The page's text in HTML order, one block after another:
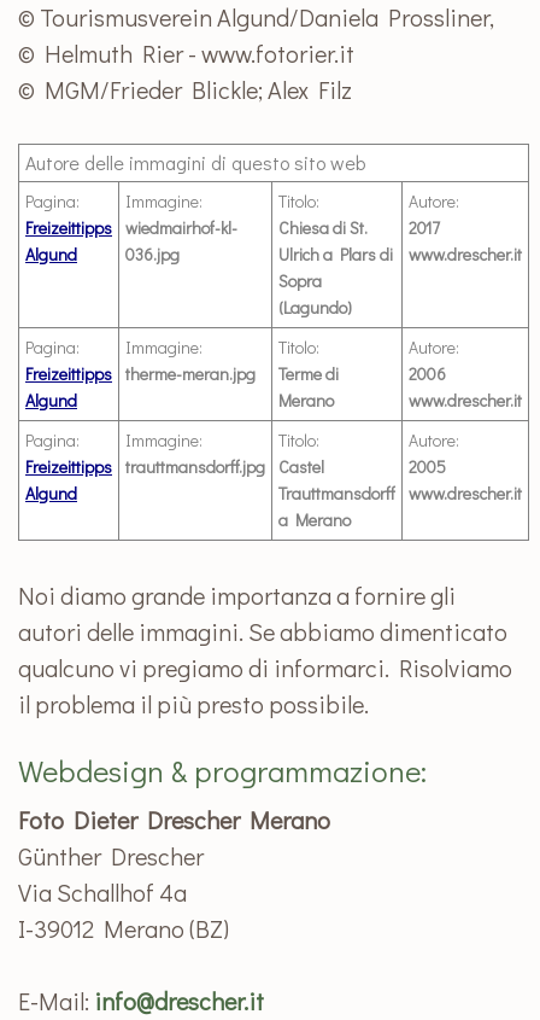
© Tourismusverein Algund/Daniela Prossliner,
© Helmuth Rier - www.fotorier.it
© MGM/Frieder Blickle; Alex Filz
Autore delle immagini di questo sito web
Pagina:
Freizeittipps
Algund
Immagine:
wiedmairhof-kl-
036.jpg
Titolo:
Chiesa di St.
Ulrich a Plars di
Sopra
(Lagundo)
Autore:
2017
www.drescher.it
Pagina:
Freizeittipps
Algund
Immagine:
therme-meran.jpg
Titolo:
Terme di
Merano
Autore:
2006
www.drescher.it
Pagina:
Freizeittipps
Algund
Immagine:
trauttmansdorff.jpg
Titolo:
Castel
Trauttmansdorff
a Merano
Autore:
2005
www.drescher.it
Noi diamo grande importanza a fornire gli
autori delle immagini. Se abbiamo dimenticato
qualcuno vi pregiamo di informarci. Risolviamo
il problema il più presto possibile.
Webdesign & programmazione:
Foto Dieter Drescher Merano
Günther Drescher
Via Schallhof 4a
I-39012 Merano (BZ)
E-Mail: info@drescher.it